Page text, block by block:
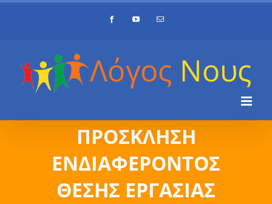
FacebookYouTubeEmail
ΠΡΟΣΚΛΗΣΗ
ΕΝΔΙΑΦΕΡΟΝΤΟΣ
ΘΕΣΗΣ ΕΡΓΑΣΙΑΣ